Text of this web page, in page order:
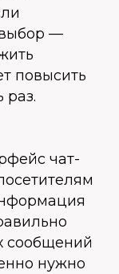
выбор —
повысить
раз.
чат-
сообщений
нужно